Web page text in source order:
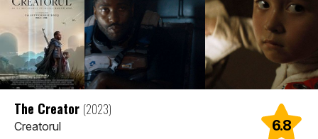
6.8
The Creator (2023)
Creatorul